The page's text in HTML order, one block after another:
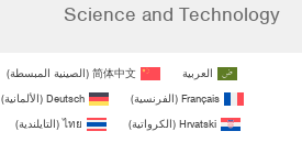
Science and Technology
العربية 简体中文
(الصينية المبسطة)
Français
(الفرنسية)
Deutsch
(الألمانية)
Hrvatski
(الكرواتية)
ไทย
(التايلندية)